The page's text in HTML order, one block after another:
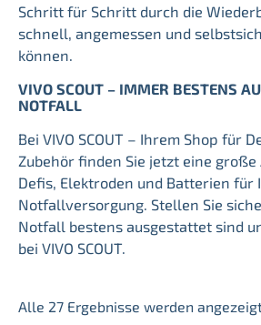
Schritt für Schritt durch die
schnell, angemessen und
können.
VIVO SCOUT – IMMER BESTENS
NOTFALL
Bei VIVO SCOUT – Ihrem Shop für
Zubehör finden Sie jetzt eine große
Defis, Elektroden und Batterien für
Notfallversorgung. Stellen Sie
Notfall bestens ausgestattet sind
bei VIVO SCOUT.
Alle 27 Ergebnisse werden